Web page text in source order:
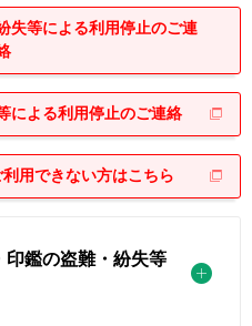
失等による利用停止のご連
による利用停止のご連絡
用できない方はこちら
印鑑の盗難・紛失等